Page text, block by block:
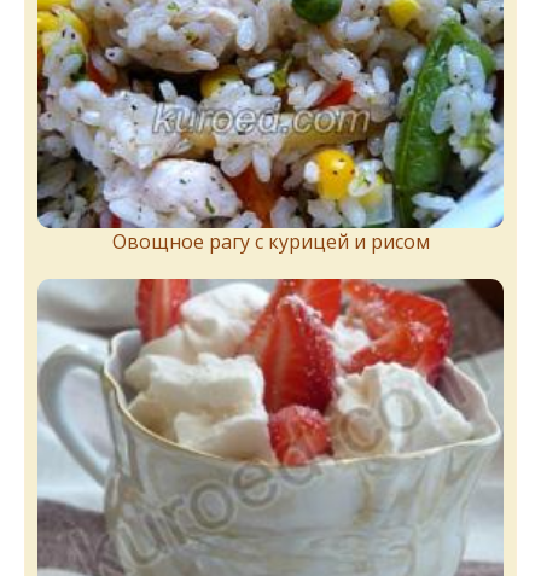
Овощное рагу с курицей и рисом